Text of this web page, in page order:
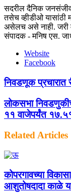
सदरील दैनिक
तसेच व्हीडीओ
असेलच असे नाही. जरी
संपादक - मनिष एस.
Website
Facebook
निवडणूक प्रचारात
लोकसभा
११ वाजेपर्यंत
Related Articles
कोपरगावच्या
आशुतोषदादा काळे